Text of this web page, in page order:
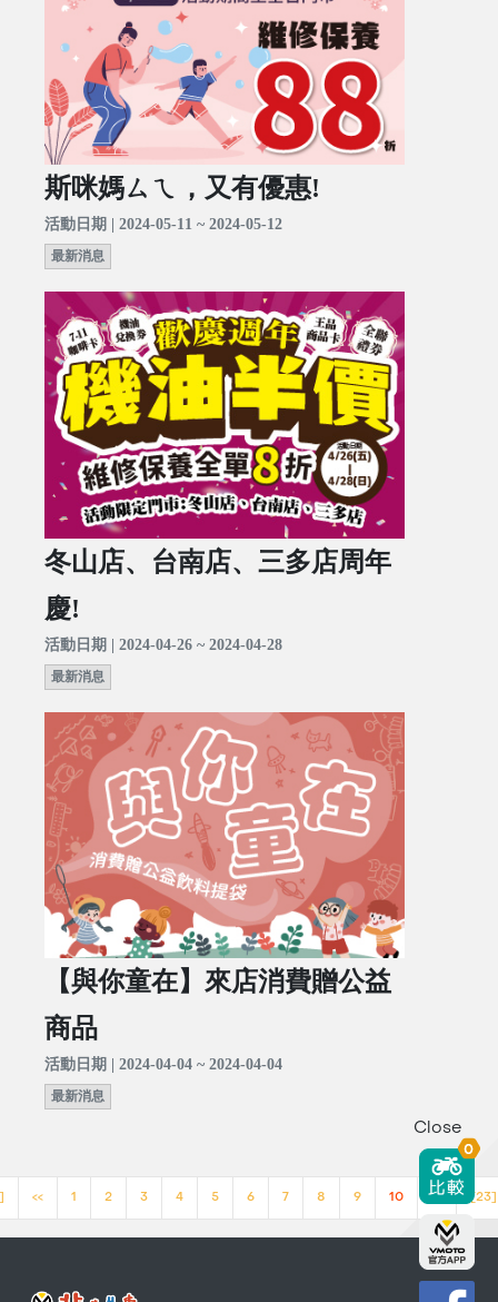
斯咪媽ㄙㄟ，又有優惠!
活動日期 | 2024-05-11 ~ 2024-05-12
最新消息
冬山店、台南店、三多店周年
慶!
活動日期 | 2024-04-26 ~ 2024-04-28
最新消息
【與你童在】來店消費贈公益
商品
活動日期 | 2024-04-04 ~ 2024-04-04
最新消息
<< 1 2 3 4 5 6 7 8 9 10 >> [23]
Close
0